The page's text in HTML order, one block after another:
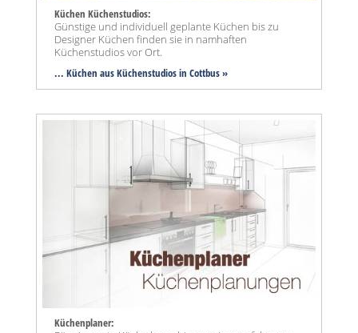
Küchen Küchenstudios:
Günstige und individuell geplante Küchen bis zu
Designer Küchen finden sie in namhaften
Küchenstudios vor Ort.
... Küchen aus Küchenstudios in Cottbus »
Küchenplaner: